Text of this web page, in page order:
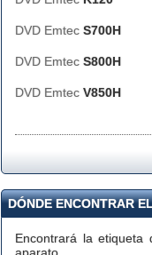
DVD Emtec S700H
DVD Emtec S800H
DVD Emtec V850H
DÓNDE ENCONTRAR
Encontrará la